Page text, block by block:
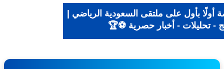
بأول على ملتقى السعودية الرياضي |
- تحليلات - أخبار حصرية ⚽🏆